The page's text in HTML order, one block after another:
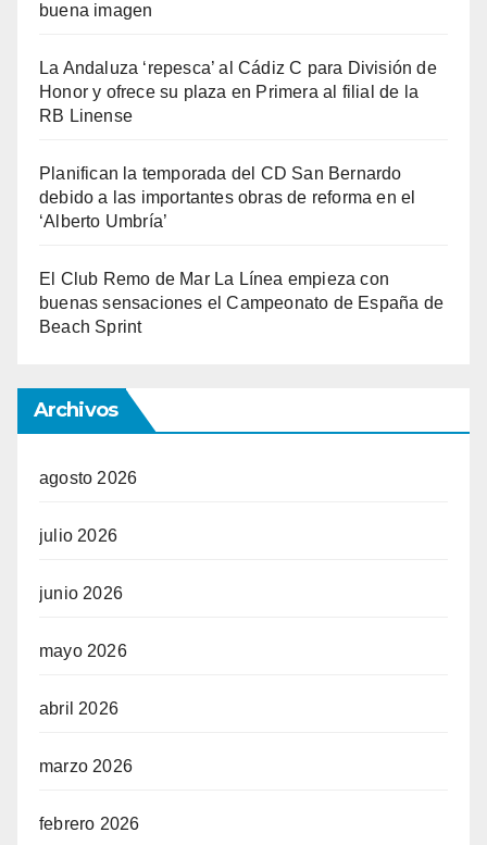
buena imagen
La Andaluza ‘repesca’ al Cádiz C para División de
Honor y ofrece su plaza en Primera al filial de la
RB Linense
Planifican la temporada del CD San Bernardo
debido a las importantes obras de reforma en el
‘Alberto Umbría’
El Club Remo de Mar La Línea empieza con
buenas sensaciones el Campeonato de España de
Beach Sprint
Archivos
agosto 2026
julio 2026
junio 2026
mayo 2026
abril 2026
marzo 2026
febrero 2026